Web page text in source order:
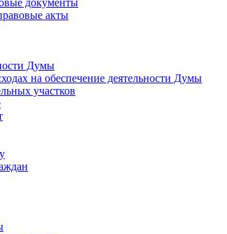
документы
акты
Думы
на обеспечение деятельности Думы
участков